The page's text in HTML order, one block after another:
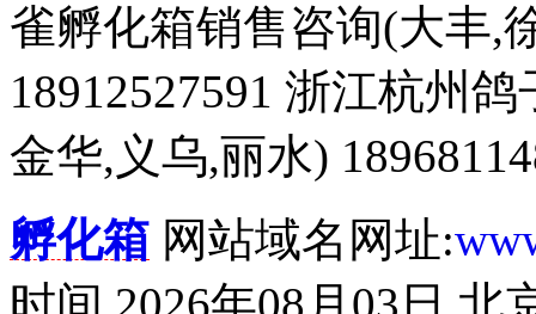
雀孵化箱销售咨询(大丰,
18912527591 浙江杭州
金华,义乌,丽水)
孵化箱 网站域名网址: